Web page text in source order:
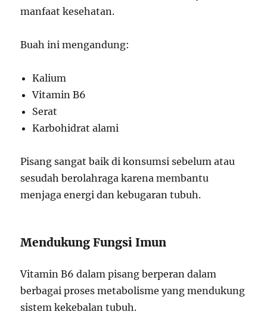
manfaat kesehatan.
Buah ini mengandung:
Kalium
Vitamin B6
Serat
Karbohidrat alami
Pisang sangat baik di konsumsi sebelum atau
sesudah berolahraga karena membantu
menjaga energi dan kebugaran tubuh.
Mendukung Fungsi Imun
Vitamin B6 dalam pisang berperan dalam
berbagai proses metabolisme yang mendukung
sistem kekebalan tubuh.